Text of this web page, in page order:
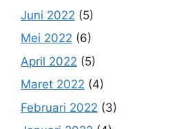
Juni 2022 (5)
Mei 2022 (6)
April 2022 (5)
Maret 2022 (4)
Februari 2022 (3)